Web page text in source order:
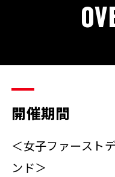
開催期間
＜女子ファースト
ンド＞